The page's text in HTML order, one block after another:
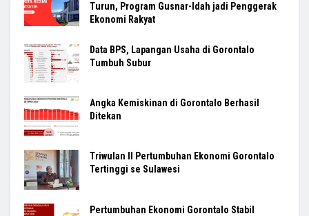
Turun, Program Gusnar-Idah jadi Penggerak
Ekonomi Rakyat
Data BPS, Lapangan Usaha di Gorontalo
Tumbuh Subur
Angka Kemiskinan di Gorontalo Berhasil
Ditekan
Triwulan II Pertumbuhan Ekonomi Gorontalo
Tertinggi se Sulawesi
Pertumbuhan Ekonomi Gorontalo Stabil